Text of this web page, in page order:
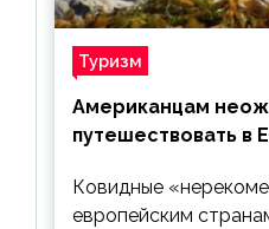
Туризм
Американцам
путешествовать в
Ковидные
европейским